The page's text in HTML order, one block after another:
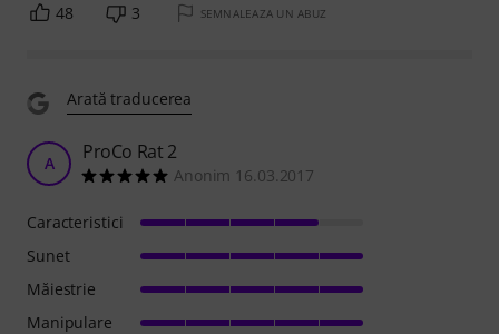
48 3 SEMNALEAZA UN ABUZ
Arată traducerea
A ProCo Rat 2
Anonim 16.03.2017
Caracteristici
Sunet
Măiestrie
Manipulare